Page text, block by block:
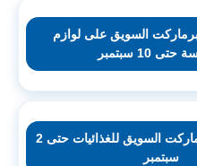
السويق على لوازم
10 سبتمبر
عروض تاج هايبر ماركت السويق للغذائيات حتى 2
سبتمبر